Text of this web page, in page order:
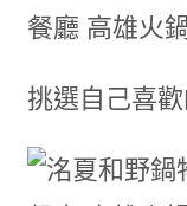
挑選自己喜